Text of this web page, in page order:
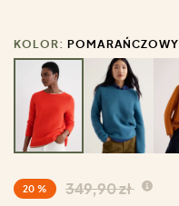
KOLOR: POMARAŃCZOWY
20 % 349,90 zł